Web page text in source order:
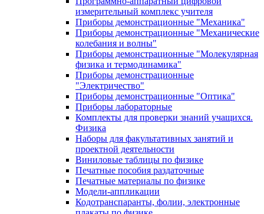
измерительный комплекс учителя
Приборы демонстрационные "Механика"
Приборы демонстрационные "Механические
колебания и волны"
Приборы демонстрационные "Молекулярная
физика и термодинамика"
Приборы демонстрационные
"Электричество"
Приборы демонстрационные "Оптика"
Приборы лабораторные
Комплекты для проверки знаний учащихся.
Физика
Наборы для факультативных занятий и
проектной деятельности
Виниловые таблицы по физике
Печатные пособия раздаточные
Печатные материалы по физике
Модели-аппликации
Кодотранспаранты, фолии, электронные